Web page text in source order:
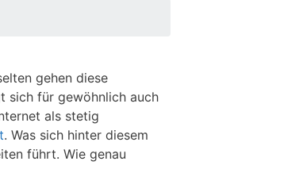
gehen diese
sich für gewöhnlich auch
als stetig
. Was sich hinter diesem
führt. Wie genau